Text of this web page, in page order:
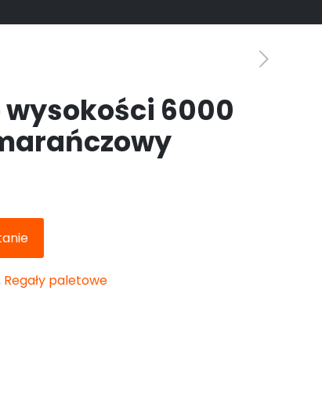
wysokości 6000
Regały paletowe